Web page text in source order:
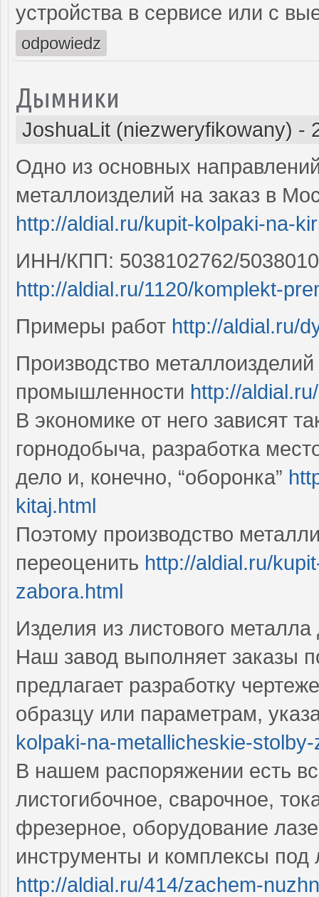
устройства в сервисе или с
odpowiedz
Дымники
JoshuaLit (niezweryfikowany) -
Одно из основных
металлоизделий на заказ в
http://aldial.ru/kupit-kolpaki-na-
ИНН/КПП: 5038102762/
http://aldial.ru/1120/komplekt-
Примеры работ http://aldial.ru/
Производство
промышленности http://
В экономике от него зависят
горнодобыча, разработка
дело и, конечно, “оборонка”
kitaj.html
Поэтому производство
переоценить http://aldial.ru/
zabora.html
Изделия из листового
Наш завод выполняет заказы
предлагает разработку
образцу или параметрам,
kolpaki-na-metallicheskie-
В нашем распоряжении есть
листогибочное, сварочное,
фрезерное, оборудование
инструменты и комплексы
http://aldial.ru/414/zachem-